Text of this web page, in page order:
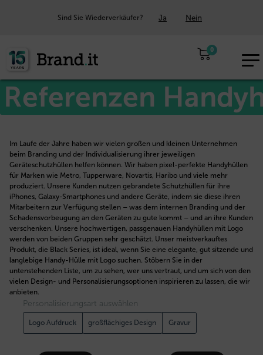
Sind Sie Wiederverkäufer? Ja Nein
0
DE
Referenzen
Im Laufe der Jahre haben wir vielen großen und kleinen Unternehmen
beim Branding und der Individualisierung ihrer jeweiligen
Geräteschutzhüllen helfen können. Wir haben pixel-perfekte Handyhüllen
für Marken wie Metro, Tupperware, Novartis, Haribo und viele mehr
produziert. Unsere Kunden nutzen gebrandete Schutzhüllen für ihre
iPhones, Galaxy-Smartphones und andere Geräte, indem sie diese ihren
Mitarbeitern zur Verfügung stellen – was dem internen Branding und der
Schadensvorbeugung an den Geräten zu gute kommt – und an ihre Kunden
verschenken. Unsere hochwertigen, passgenauen Handyhüllen mit Logo
werden von beiden Gruppen sehr geschätzt. Unser meistverkauftes
Produkt, die Black Series, ist ideal, wenn Sie eine elegante, gut sitzende und
langlebige Handy-Hülle mit Logo suchen. Stöbern Sie in der
untenstehenden Liste, um zu sehen, wer uns vertraut, und um sich von den
vielen Design- und Personalisierungsoptionen inspirieren zu lassen, die wir
anbieten.
Personalisierungsart auswählen
Logo Aufdruck großflächiges Design Gravur